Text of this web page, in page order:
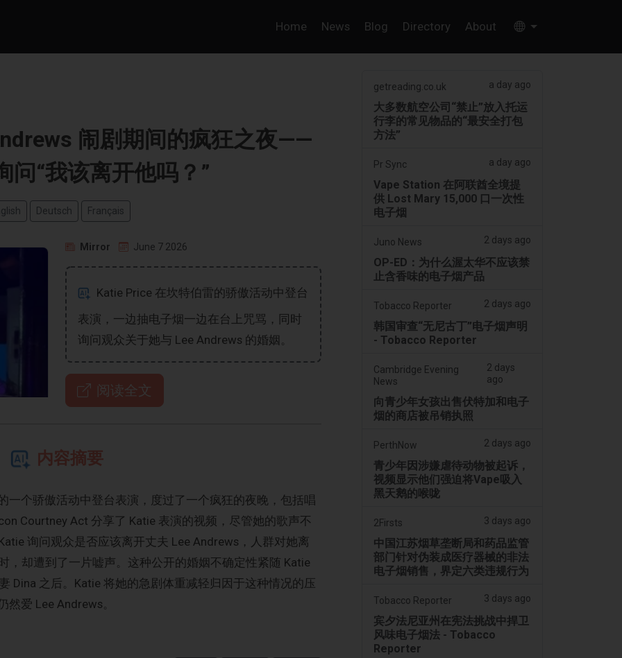
Home News Blog Directory About
闹剧期间的疯狂之夜——
问“我该离开他吗？”
Deutsch Français
Mirror June 7 2026
Katie Price 在坎特伯雷的骄傲活动中登台
表演，一边抽电子烟一边在台上咒骂，同时
询问观众关于她与 Lee Andrews 的婚姻。
阅读全文
内容摘要
一个骄傲活动中登台表演，度过了一个疯狂的夜晚，包括唱
Courtney Act 分享了 Katie 表演的视频，尽管她的歌声不
询问观众是否应该离开丈夫 Lee Andrews，人群对她离
，却遭到了一片嘘声。这种公开的婚姻不确定性紧随 Katie
Dina 之后。Katie 将她的急剧体重减轻归因于这种情况的压
爱 Lee Andrews。
getreading.co.uk a day ago
大多数航空公司“禁止”放入托运
行李的常见物品的“最安全打包
方法”
Pr Sync a day ago
Vape Station 在阿联酋全境提
供 Lost Mary 15,000 口一次性
电子烟
Juno News 2 days ago
OP-ED：为什么渥太华不应该禁
止含香味的电子烟产品
Tobacco Reporter 2 days ago
韩国审查“无尼古丁”电子烟声明
- Tobacco Reporter
Cambridge Evening
News
2 days
ago
向青少年女孩出售伏特加和电子
烟的商店被吊销执照
PerthNow 2 days ago
青少年因涉嫌虐待动物被起诉，
视频显示他们强迫将Vape吸入
黑天鹅的喉咙
2Firsts 3 days ago
中国江苏烟草垄断局和药品监管
部门针对伪装成医疗器械的非法
电子烟销售，界定六类违规行为
Tobacco Reporter 3 days ago
宾夕法尼亚州在宪法挑战中捍卫
风味电子烟法 - Tobacco
Reporter